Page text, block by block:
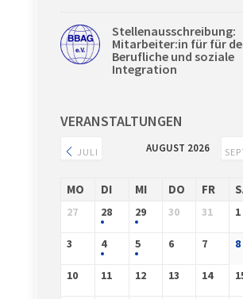
Stellenausschreibung:
Mitarbeiter:in für für
Berufliche und soziale
Integration
VERANSTALTUNGEN
JULI AUGUST 2026
MO DI MI DO FR
27 28 29 30 31 1
3 4 5 6 7 8
10 11 12 13 14